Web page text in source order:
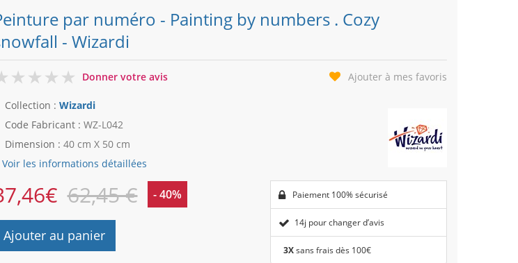
par numéro - Painting by numbers . Cozy
- Wizardi
0
Donner votre avis Ajouter à mes favoris
Collection : Wizardi
Code Fabricant : WZ-L042
Dimension : 40 cm X 50 cm
Voir les informations détaillées
€ 62,45 € - 40%
Ajouter au panier
Paiement 100% sécurisé
14j pour changer d’avis
3Xsans frais dès 100€